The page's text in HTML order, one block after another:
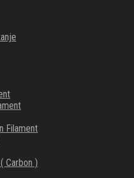
Filament
Carbon )